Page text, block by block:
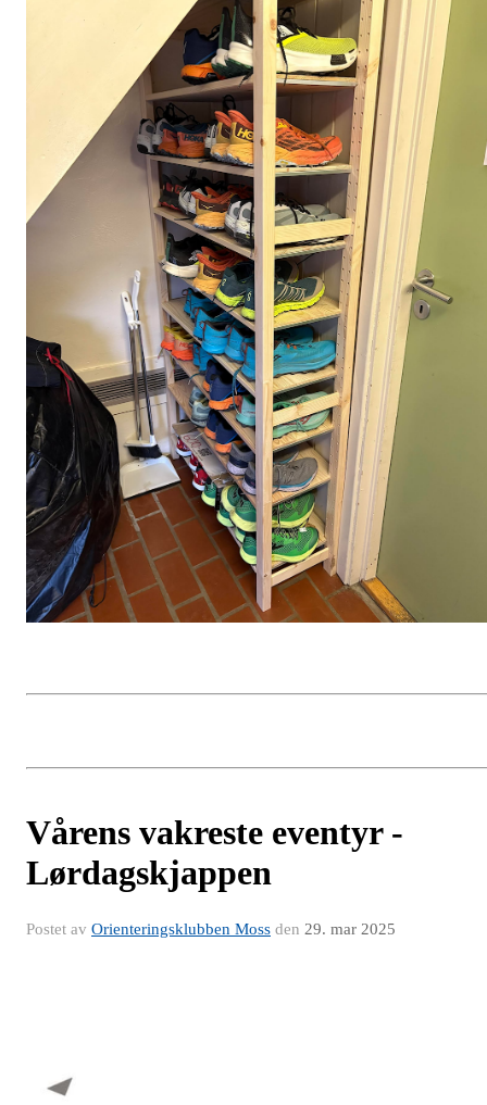
Vårens vakreste eventyr -
Lørdagskjappen
Postet av Orienteringsklubben Moss den 29. mar 2025